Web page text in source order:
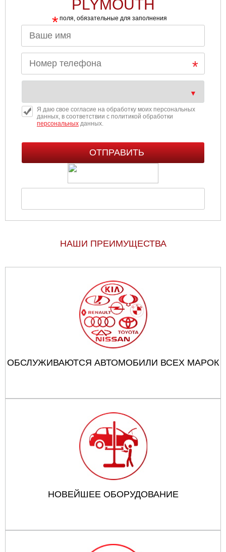
PLYMOUTH
* поля, обязательные для заполнения
Я даю свое согласие на обработку моих персональных
данных, в соответствии с политикой обработки
персональныхданных.
НАШИ ПРЕИМУЩЕСТВА
ОБСЛУЖИВАЮТСЯ АВТОМОБИЛИ ВСЕХ МАРОК
НОВЕЙШЕЕ ОБОРУДОВАНИЕ